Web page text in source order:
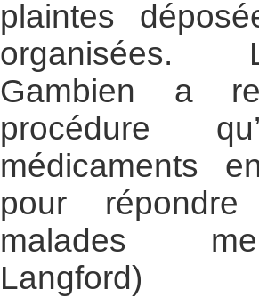
plaintes
organisées.
Gambien a
procédure
médicaments
pour
malades
Langford)